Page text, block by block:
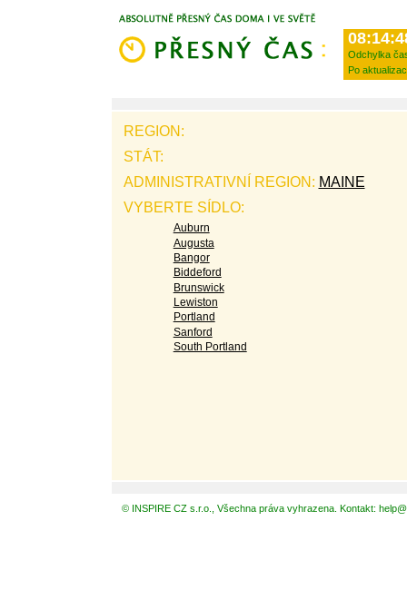
Odchylka
Po
REGION:
STÁT:
ADMINISTRATIVNÍ REGION: MAINE
VYBERTE SÍDLO:
Auburn
Augusta
Bangor
Biddeford
Brunswick
Lewiston
Portland
Sanford
South Portland
© INSPIRE CZ s.r.o., Všechna práva vyhrazena. Kontakt: